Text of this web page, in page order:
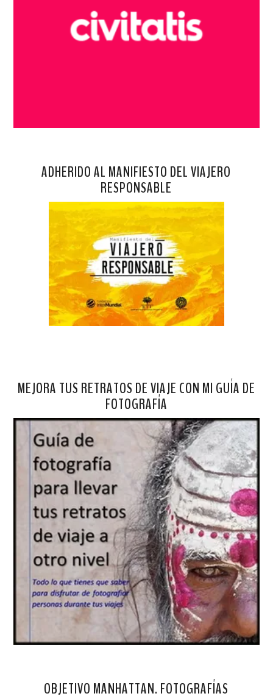
ADHERIDO AL MANIFIESTO DEL VIAJERO
RESPONSABLE
MEJORA TUS RETRATOS DE VIAJE CON MI GUÍA DE
FOTOGRAFÍA
OBJETIVO MANHATTAN. FOTOGRAFÍAS